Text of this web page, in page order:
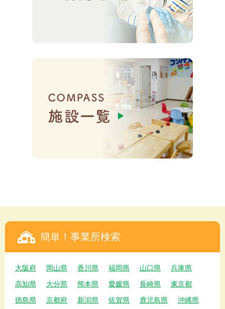
簡単！事業所検索
大阪府 岡山県 香川県 福岡県 山口県
兵庫県
高知県
大分県 熊本県 愛媛県 長崎県
東京都
徳島県
京都府 新潟県 佐賀県 鹿児島県
沖縄県